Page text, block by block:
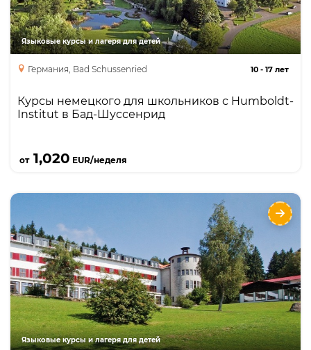
Языковые курсы и лагеря для детей
10 - 17 лет
Германия, Bad Schussenried
Курсы немецкого для школьников с Humboldt-
Institut в Бад-Шуссенрид
от1,020 EUR/неделя
кампусом и резиденцией, интенсивный курс
языка, маленькие классы.
Языковые курсы и лагеря для детей
Humboldt-Institut - Lindenberg
Описание
Курсы
Языки
Круглогодичная школа с собственным кампусом
и резиденцией на озере Констанц, в
предгорьях Альп, интенсивный курс языка.